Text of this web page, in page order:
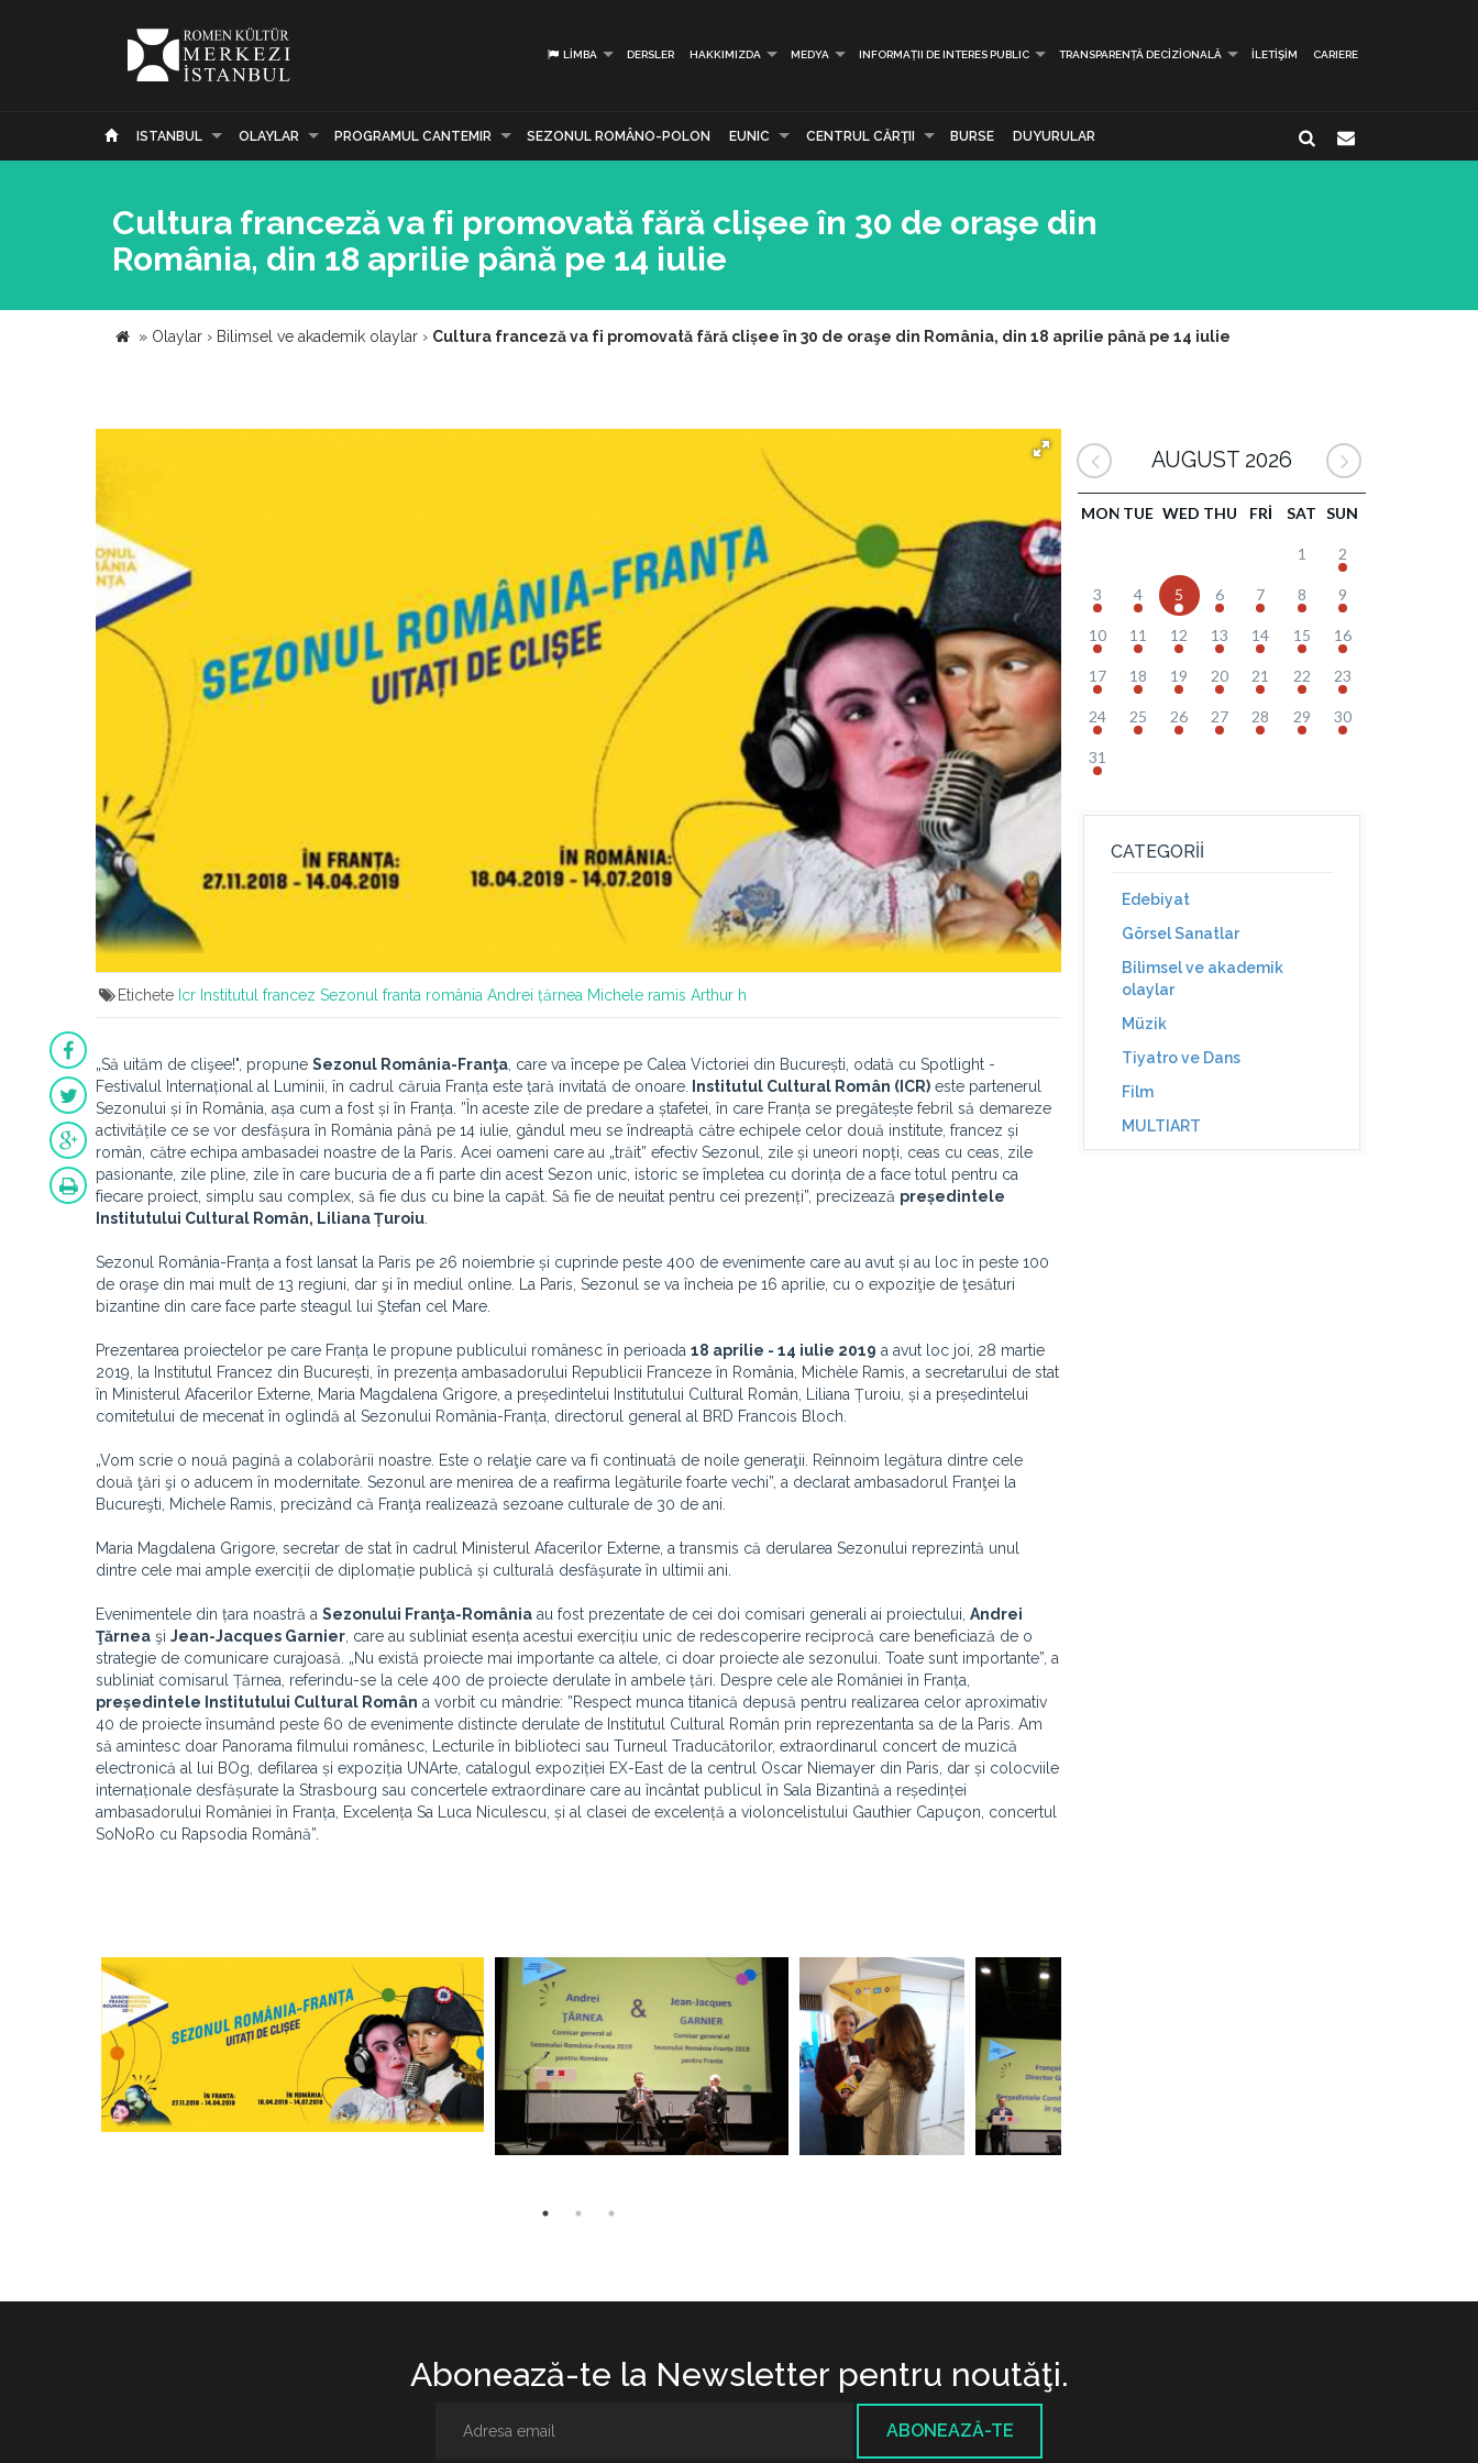
LIMBA DERSLER HAKKIMIZDA MEDYA INFORMAȚII DE INTERES PUBLIC TRANSPARENȚĂ DECIZIONALĂ İLETIŞIM CARIERE
ISTANBUL OLAYLAR PROGRAMUL CANTEMIR SEZONUL ROMÂNO-POLON EUNIC CENTRUL CĂRŢII BURSE DUYURULAR
Cultura franceză va fi promovată fără clișee în 30 de oraşe din
România, din 18 aprilie până pe 14 iulie
» Olaylar › Bilimsel ve akademik olaylar › Cultura franceză va fi promovată fără clișee în 30 de oraşe din România, din 18 aprilie până pe 14 iulie
Etichete Icr Institutul francez Sezonul franta românia Andrei țărnea Michele ramis Arthur h
„Să uităm de clişee!", propune Sezonul România-Franţa , care va începe pe Calea Victoriei din București, odată cu Spotlight -
Festivalul Internațional al Luminii, în cadrul căruia Franța este țară invitată de onoare.
Institutul Cultural Român (ICR) este partenerul
Sezonului și în România, așa cum a fost și în Franța. ”În aceste zile de predare a ștafetei, în care Franța se pregătește febril să demareze
activitățile ce se vor desfășura în România până pe ‪14 iulie, gândul meu se îndreaptă către echipele celor două institute, francez și
român, către echipa ambasadei noastre de la Paris. Acei oameni care au „trăit” efectiv Sezonul, zile și uneori nopți, ceas cu ceas, zile
pasionante, zile pline, zile în care bucuria de a fi parte din acest Sezon unic, istoric se împletea cu dorința de a face totul pentru ca
fiecare proiect, simplu sau complex, să fie dus cu bine la capăt. Să fie de neuitat pentru cei prezenți”, precizează președintele
Institutului Cultural Român, Liliana Țuroiu
Sezonul România-Franța a fost lansat la Paris pe 26 noiembrie și cuprinde peste 400 de evenimente care au avut și au loc în peste 100
de oraşe din mai mult de 13 regiuni, dar şi în mediul online. La Paris, Sezonul se va încheia pe 16 aprilie, cu o expoziţie de ţesături
bizantine din care face parte steagul lui Ştefan cel Mare.
Prezentarea proiectelor pe care Franța le propune publicului românesc în perioada 18 aprilie - 14 iulie 2019 a avut loc joi, 28 martie
2019, la Institutul Francez din București, în prezența ambasadorului Republicii Franceze în România, Michèle Ramis, a secretarului de stat
în Ministerul Afacerilor Externe, Maria Magdalena Grigore, a președintelui Institutului Cultural Român, Liliana Țuroiu, și a președintelui
comitetului de mecenat în oglindă al Sezonului România-Franța, directorul general al BRD Francois Bloch.
„Vom scrie o nouă pagină a colaborării noastre. Este o relaţie care va fi continuată de noile generaţii. Reînnoim legătura dintre cele
două ţări şi o aducem în modernitate. Sezonul are menirea de a reafirma legăturile foarte vechi”, a declarat ambasadorul Franţei la
Bucureşti, Michele Ramis, precizând că Franţa realizează sezoane culturale de 30 de ani.
Maria Magdalena Grigore, secretar de stat în cadrul Ministerul Afacerilor Externe, a transmis că derularea Sezonului reprezintă unul
dintre cele mai ample exerciții de diplomație publică și culturală desfășurate în ultimii ani.
Evenimentele din țara noastră a Sezonului Franţa-România au fost prezentate de cei doi comisari generali ai proiectului, Andrei
Ţărnea şi Jean-Jacques Garnier , care au subliniat esența acestui exercițiu unic de redescoperire reciprocă care beneficiază de o
strategie de comunicare curajoasă. „Nu există proiecte mai importante ca altele, ci doar proiecte ale sezonului. Toate sunt importante”, a
subliniat comisarul Țărnea, referindu-se la cele 400 de proiecte derulate în ambele țări. Despre cele ale României în Franța,
președintele Institutului Cultural Român a vorbit cu mândrie: ”Respect munca titanică depusă pentru realizarea celor aproximativ
40 de proiecte însumând peste 60 de evenimente distincte derulate de Institutul Cultural Român prin reprezentanta sa de la Paris. Am
să amintesc doar Panorama filmului românesc, Lecturile în biblioteci sau Turneul Traducătorilor, extraordinarul concert de muzică
electronică al lui BOg, defilarea și expoziția UNArte, catalogul expoziției EX-East de la centrul Oscar Niemayer din Paris, dar și colocviile
internaționale desfășurate la Strasbourg sau concertele extraordinare care au încântat publicul în Sala Bizantină a reședinței
ambasadorului României în Franța, Excelența Sa Luca Niculescu, și al clasei de excelență a violoncelistului Gauthier Capuçon, concertul
SoNoRo cu Rapsodia Română”.
AUGUST 2026
MON TUE WED THU FRI SAT SUN
1 2
3 4 5 6 7 8 9
10 11 12 13 14 15 16
17 18 19 20 21 22 23
24 25 26 27 28 29 30
31
CATEGORII
Edebiyat
Görsel Sanatlar
Bilimsel ve akademik
olaylar
Müzik
Tiyatro ve Dans
Film
MULTIART
Abonează-te la Newsletter pentru noutăţi.
ABONEAZĂ-TE